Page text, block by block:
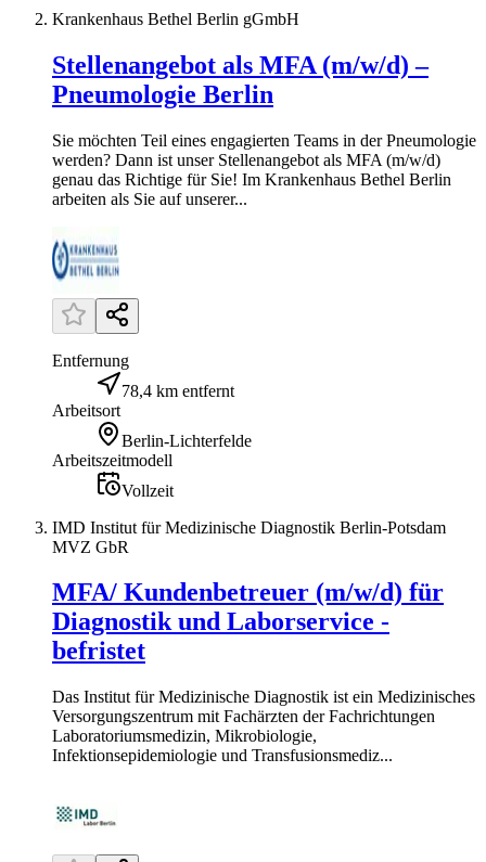
Krankenhaus Bethel Berlin gGmbH
Stellenangebot als MFA (m/w/d) –
Pneumologie Berlin
Sie möchten Teil eines engagierten Teams in der Pneumologie
werden? Dann ist unser Stellenangebot als MFA (m/w/d)
genau das Richtige für Sie! Im Krankenhaus Bethel Berlin
arbeiten als Sie auf unserer...
Entfernung
78,4 km entfernt
Arbeitsort
Berlin-Lichterfelde
Arbeitszeitmodell
Vollzeit
IMD Institut für Medizinische Diagnostik Berlin-Potsdam
MVZ GbR
MFA/ Kundenbetreuer (m/w/d) für
Diagnostik und Laborservice -
befristet
Das Institut für Medizinische Diagnostik ist ein Medizinisches
Versorgungszentrum mit Fachärzten der Fachrichtungen
Laboratoriumsmedizin, Mikrobiologie,
Infektionsepidemiologie und Transfusionsmediz...